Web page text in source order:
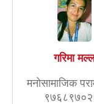
गरिमा
मनोसामाजिक